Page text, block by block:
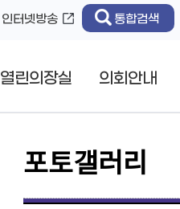
인터넷방송 통합검색
열린의장실 의회안내
포토갤러리